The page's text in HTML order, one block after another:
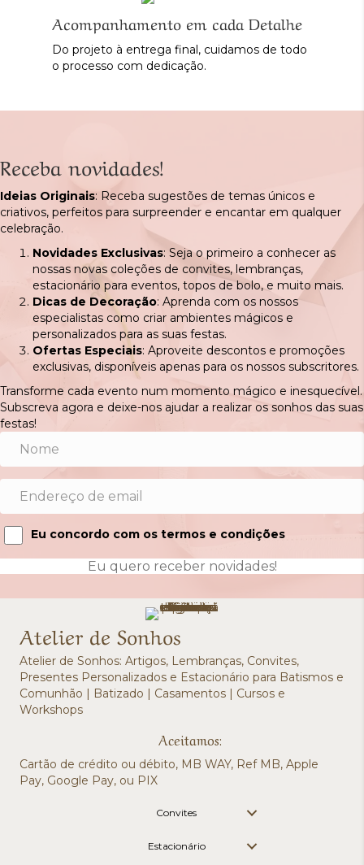
Acompanhamento em cada Detalhe
Do projeto à entrega final, cuidamos de todo
o processo com dedicação.
Receba novidades!
Ideias Originais: Receba sugestões de temas únicos e
criativos, perfeitos para surpreender e encantar em qualquer
celebração.
Novidades Exclusivas: Seja o primeiro a conhecer as
nossas novas coleções de convites, lembranças,
estacionário para eventos, topos de bolo, e muito mais.
Dicas de Decoração: Aprenda com os nossos
especialistas como criar ambientes mágicos e
personalizados para as suas festas.
Ofertas Especiais: Aproveite descontos e promoções
exclusivas, disponíveis apenas para os nossos subscritores.
Transforme cada evento num momento mágico e inesquecível.
Subscreva agora e deixe-nos ajudar a realizar os sonhos das suas
festas!
Eu concordo com os termos e condições
Eu quero receber novidades!
Atelier de Sonhos
Atelier de Sonhos: Artigos, Lembranças, Convites,
Presentes Personalizados e Estacionário para Batismos e
Comunhão | Batizado | Casamentos | Cursos e
Workshops
Aceitamos:
Cartão de crédito ou débito, MB WAY, Ref MB, Apple
Pay, Google Pay, ou PIX
Convites
Estacionário